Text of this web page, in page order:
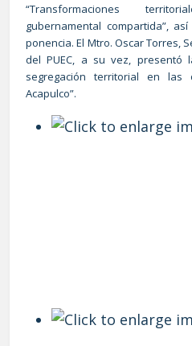
“Transformaciones
gubernamental compartida”,
ponencia. El Mtro. Oscar Torres,
del PUEC, a su vez, presentó
segregación territorial en las
Acapulco”.